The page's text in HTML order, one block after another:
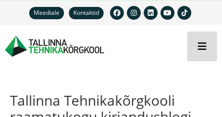
Meediale Kontaktid
Tallinna Tehnikakõrgkooli